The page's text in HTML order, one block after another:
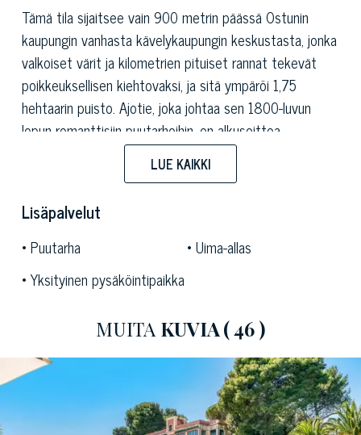
Tämä tila sijaitsee vain 900 metrin päässä Ostunin
kaupungin vanhasta kävelykaupungin keskustasta, jonka
valkoiset värit ja kilometrien pituiset rannat tekevät
poikkeuksellisen kiehtovaksi, ja sitä ympäröi 1,75
hehtaarin puisto. Ajotie, joka johtaa sen 1800-luvun
lopun romanttisiin puutarhoihin, on alkusoittoa
värikkäiden muotojen ja värien esitykselle, jossa on
helppo hemmotella itseään miellyttävillä kävelylenkeillä
virkistystä majesteettisen palmun varjossa. puita,
mäntyjä ja vuosisatoja vanhoja tammia, kierrettyjen
luontaista kauneutta.
Vesi on hallitseva elementti täällä, kiitos kauniiden
suihkulähteiden ja vesiputousten, jotka koristavat
vuosisatoja vanhaa puistoa ja tarjoavat rentouttavan
näköalan, ja jälleen kiinteistön suuressa uima-altaassa,
jota ympäröivät upeat veistokset.
LUE KAIKKI
Lisäpalvelut
Puutarha
Uima-allas
Yksityinen pysäköintipaikka
MUITA KUVIA( 46 )